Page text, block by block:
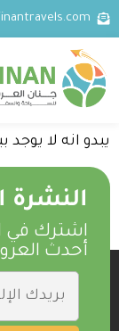
يبدو انه لا يوجد
النشرة
اشترك في
أحدث